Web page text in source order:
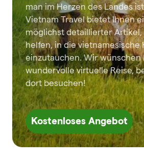
man im Herzen des Landes
Vietnam Travel bietet Ihnen
möglichst detaillierter Artikel,
helfen, in die vietnamesische
einzutauchen. Wir wünschen
wundervolle virtuelle Reise,
dort besuchen!
Kostenloses Angebot